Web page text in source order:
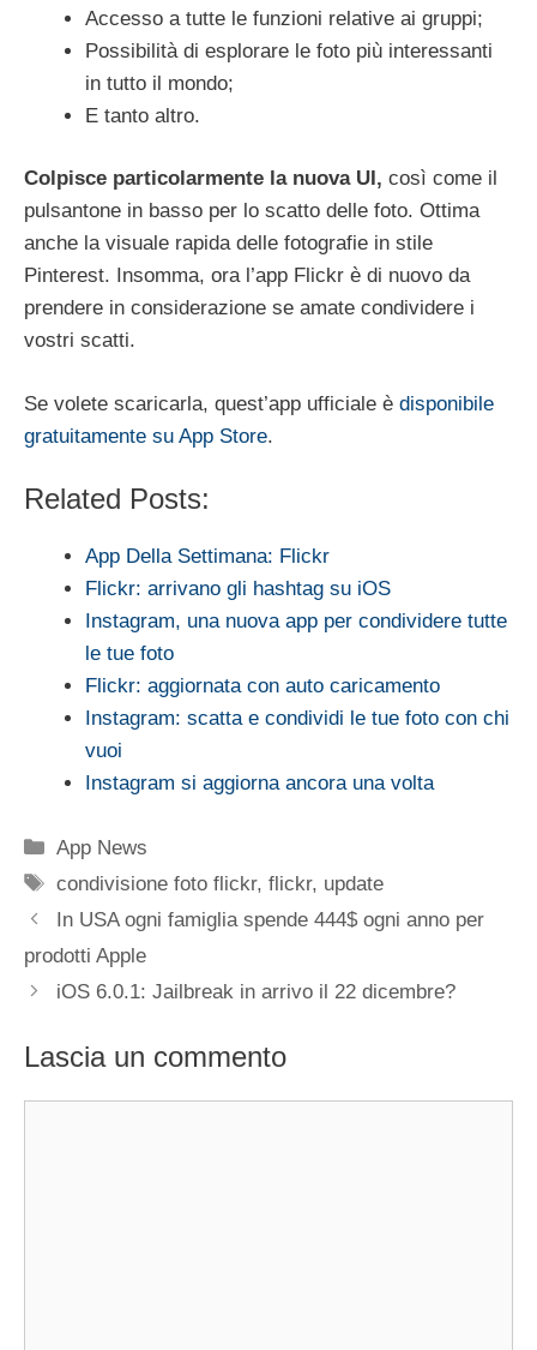
Accesso a tutte le funzioni relative ai gruppi;
Possibilità di esplorare le foto più interessanti
in tutto il mondo;
E tanto altro.
Colpisce particolarmente la nuova UI, così come il
pulsantone in basso per lo scatto delle foto. Ottima
anche la visuale rapida delle fotografie in stile
Pinterest. Insomma, ora l’app Flickr è di nuovo da
prendere in considerazione se amate condividere i
vostri scatti.
Se volete scaricarla, quest’app ufficiale è disponibile
gratuitamente su App Store.
Related Posts:
App Della Settimana: Flickr
Flickr: arrivano gli hashtag su iOS
Instagram, una nuova app per condividere tutte
le tue foto
Flickr: aggiornata con auto caricamento
Instagram: scatta e condividi le tue foto con chi
vuoi
Instagram si aggiorna ancora una volta
Categorie
App News
Tag
condivisione foto flickr,flickr, update
In USA ogni famiglia spende 444$ ogni anno per
prodotti Apple
iOS 6.0.1: Jailbreak in arrivo il 22 dicembre?
Lascia un commento